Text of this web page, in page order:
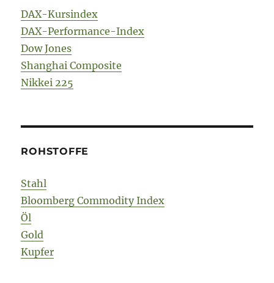
DAX-Kursindex
DAX-Performance-Index
Dow Jones
Shanghai Composite
Nikkei 225
ROHSTOFFE
Stahl
Bloomberg Commodity Index
Öl
Gold
Kupfer